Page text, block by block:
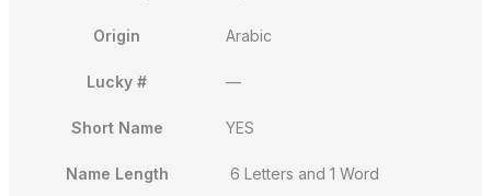
Origin Arabic
Lucky # —
Short Name YES
Name Length 6 Letters and 1 Word